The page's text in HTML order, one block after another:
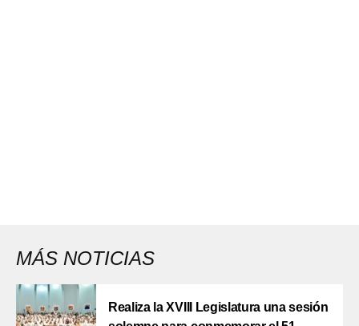
MÁS NOTICIAS
Realiza la XVIII Legislatura una sesión